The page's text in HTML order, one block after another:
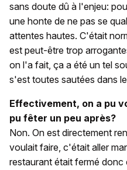
sans doute dû à l'enjeu:
une honte de ne pas se
attentes hautes. C'était
est peut-être trop
on l'a fait, ça a été un tel
s'est toutes sautées dans
Effectivement, on a pu
pu fêter un peu après?
Non. On est directement
voulait faire, c'était aller
restaurant était fermé